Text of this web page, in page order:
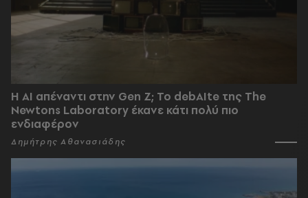
Η AI απέναντι στην Gen Z; Το debAIte της The
Newtons Laboratory έκανε κάτι πολύ πιο
ενδιαφέρον
Δημήτρης Αθανασιάδης